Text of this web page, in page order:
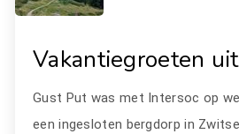
Vakantiegroeten
Gust Put was met Intersoc op
een ingesloten bergdorp in